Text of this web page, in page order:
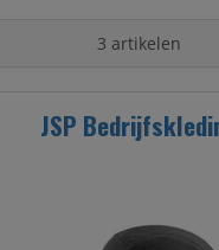
3 artikelen
JSP